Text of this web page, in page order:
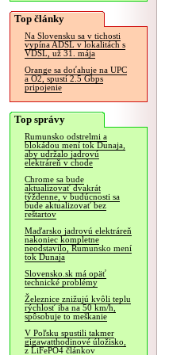
Top články
Na Slovensku sa v tichosti
vypína ADSL v lokalitách s
VDSL, už 31. mája
Orange sa doťahuje na UPC
a O2, spustí 2.5 Gbps
pripojenie
Top správy
Rumunsko odstrelmi a
blokádou mení tok Dunaja,
aby udržalo jadrovú
elektráreň v chode
Chrome sa bude
aktualizovať dvakrát
týždenne, v budúcnosti sa
bude aktualizovať bez
reštartov
Maďarsko jadrovú elektráreň
nakoniec kompletne
neodstavilo, Rumunsko mení
tok Dunaja
Slovensko.sk má opäť
technické problémy
Železnice znižujú kvôli teplu
rýchlosť iba na 50 km/h,
spôsobuje to meškanie
V Poľsku spustili takmer
gigawatthodinové úložisko,
z LiFePO4 článkov